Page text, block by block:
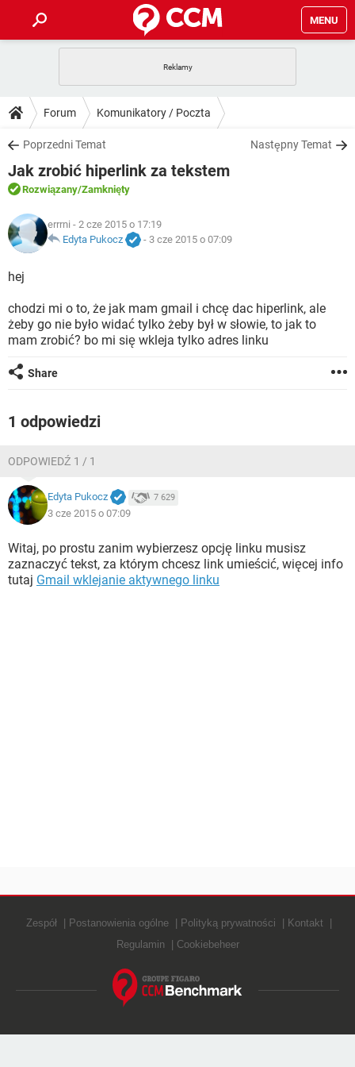
MENU
GRY WHATSAPP
SPOTIFY
INSTAGRAM FACEBOOK
WINDOWS 10
PORADY
PlayStation TIKTOK
SPOTIFY
INSTAGRAM
WINDOWS 10
DO POBRANIA
ANDROID TIKTOK
GRY
IOS
INSTAGRAM
WINDOWS 10
FORUM
COVID-19
GRY WHATSAPP
WINDOWS 10
ARTYKUŁY
COVID-19
GRY
SPOTIFY NETFLIX
INSTAGRAM FACEBOOK
Forum Komunikatory / Poczta
Poprzedni Temat Następny Temat
Jak zrobić hiperlink za tekstem
Rozwiązany/Zamknięty
errrni - 2 cze 2015 o 17:19
Edyta Pukocz
- 3 cze 2015 o 07:09
hej
chodzi mi o to, że jak mam gmail i chcę dac hiperlink, ale
żeby go nie było widać tylko żeby był w słowie, to jak to
mam zrobić? bo mi się wkleja tylko adres linku
Share
1 odpowiedzi
ODPOWIEDŹ 1 / 1
Edyta Pukocz 7 629
3 cze 2015 o 07:09
Witaj, po prostu zanim wybierzesz opcję linku musisz
zaznaczyć tekst, za którym chcesz link umieścić, więcej info
tutaj Gmail wklejanie aktywnego linku
Zespół Postanowienia ogólne Polityką prywatności
Kontakt
Regulamin
Cookiebeheer